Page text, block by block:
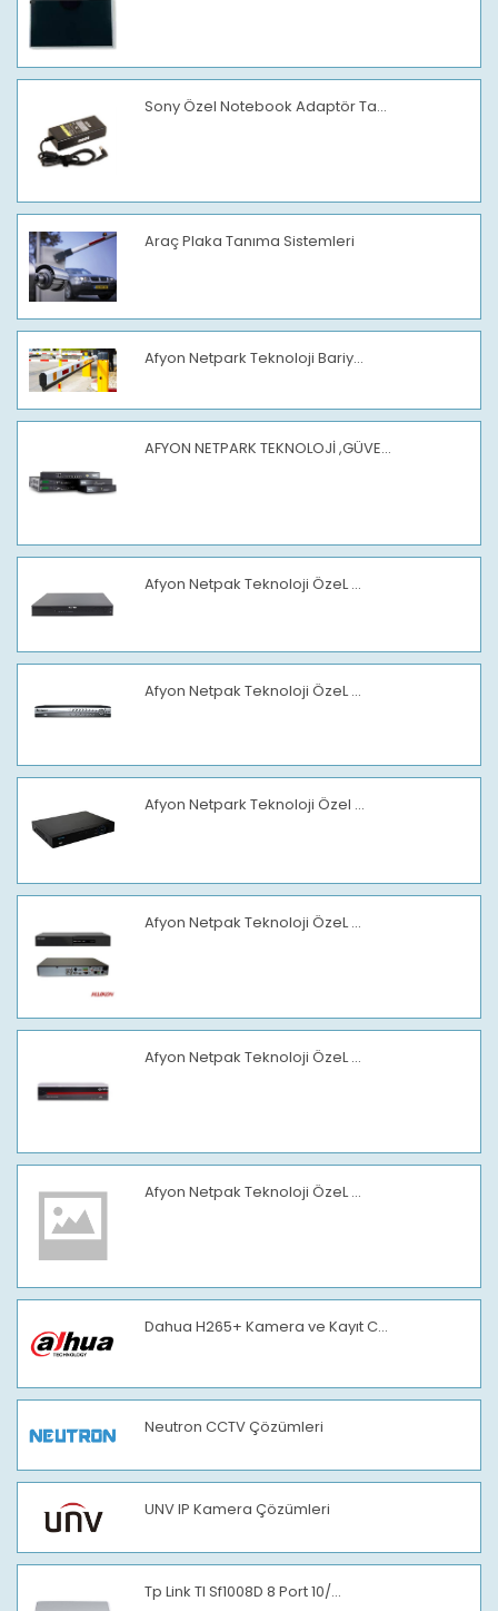
Sony Özel Notebook Adaptör Ta...
Araç Plaka Tanıma Sistemleri
Afyon Netpark Teknoloji Bariy...
AFYON NETPARK TEKNOLOJİ ,GÜVE...
Afyon Netpak Teknoloji ÖzeL ...
Afyon Netpak Teknoloji ÖzeL ...
Afyon Netpark Teknoloji Özel ...
Afyon Netpak Teknoloji ÖzeL ...
Afyon Netpak Teknoloji ÖzeL ...
Afyon Netpak Teknoloji ÖzeL ...
Dahua H265+ Kamera ve Kayıt C...
Neutron CCTV Çözümleri
UNV IP Kamera Çözümleri
Tp Link Tl Sf1008D 8 Port 10/...